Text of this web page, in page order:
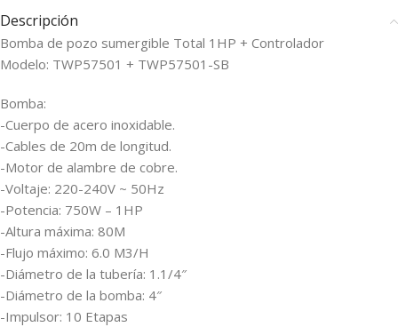
Descripción
Bomba de pozo sumergible Total 1HP + Controlador
Modelo: TWP57501 + TWP57501-SB
Bomba:
-Cuerpo de acero inoxidable.
-Cables de 20m de longitud.
-Motor de alambre de cobre.
-Voltaje: 220-240V ~ 50Hz
-Potencia: 750W – 1HP
-Altura máxima: 80M
-Flujo máximo: 6.0 M3/H
-Diámetro de la tubería: 1.1/4″
-Diámetro de la bomba: 4″
-Impulsor: 10 Etapas